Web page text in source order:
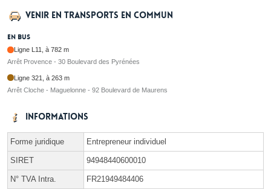
Venir en transports en commun
En bus
Ligne L11, à 782 m
Arrêt Provence - 30 Boulevard des Pyrénées
Ligne 321, à 263 m
Arrêt Cloche - Maguelonne - 92 Boulevard de Maurens
Informations
Forme juridique Entrepreneur individuel
SIRET 94948440600010
N° TVA Intra. FR21949484406